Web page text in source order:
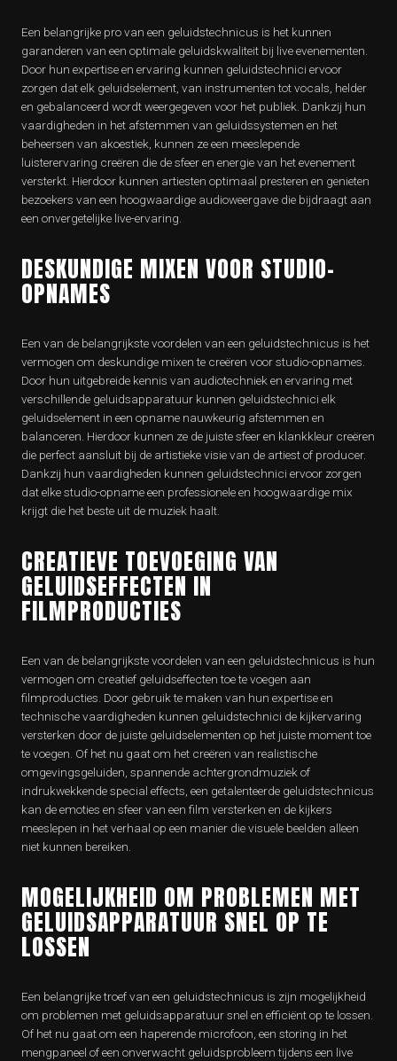
Een belangrijke pro van een geluidstechnicus is het kunnen
garanderen van een optimale geluidskwaliteit bij live evenementen.
Door hun expertise en ervaring kunnen geluidstechnici ervoor
zorgen dat elk geluidselement, van instrumenten tot vocals, helder
en gebalanceerd wordt weergegeven voor het publiek. Dankzij hun
vaardigheden in het afstemmen van geluidssystemen en het
beheersen van akoestiek, kunnen ze een meeslepende
luisterervaring creëren die de sfeer en energie van het evenement
versterkt. Hierdoor kunnen artiesten optimaal presteren en genieten
bezoekers van een hoogwaardige audioweergave die bijdraagt aan
een onvergetelijke live-ervaring.
DESKUNDIGE MIXEN VOOR STUDIO-
OPNAMES
Een van de belangrijkste voordelen van een geluidstechnicus is het
vermogen om deskundige mixen te creëren voor studio-opnames.
Door hun uitgebreide kennis van audiotechniek en ervaring met
verschillende geluidsapparatuur kunnen geluidstechnici elk
geluidselement in een opname nauwkeurig afstemmen en
balanceren. Hierdoor kunnen ze de juiste sfeer en klankkleur creëren
die perfect aansluit bij de artistieke visie van de artiest of producer.
Dankzij hun vaardigheden kunnen geluidstechnici ervoor zorgen
dat elke studio-opname een professionele en hoogwaardige mix
krijgt die het beste uit de muziek haalt.
CREATIEVE TOEVOEGING VAN
GELUIDSEFFECTEN IN
FILMPRODUCTIES
Een van de belangrijkste voordelen van een geluidstechnicus is hun
vermogen om creatief geluidseffecten toe te voegen aan
filmproducties. Door gebruik te maken van hun expertise en
technische vaardigheden kunnen geluidstechnici de kijkervaring
versterken door de juiste geluidselementen op het juiste moment toe
te voegen. Of het nu gaat om het creëren van realistische
omgevingsgeluiden, spannende achtergrondmuziek of
indrukwekkende special effects, een getalenteerde geluidstechnicus
kan de emoties en sfeer van een film versterken en de kijkers
meeslepen in het verhaal op een manier die visuele beelden alleen
niet kunnen bereiken.
MOGELIJKHEID OM PROBLEMEN MET
GELUIDSAPPARATUUR SNEL OP TE
LOSSEN
Een belangrijke troef van een geluidstechnicus is zijn mogelijkheid
om problemen met geluidsapparatuur snel en efficiënt op te lossen.
Of het nu gaat om een haperende microfoon, een storing in het
mengpaneel of een onverwacht geluidsprobleem tijdens een live